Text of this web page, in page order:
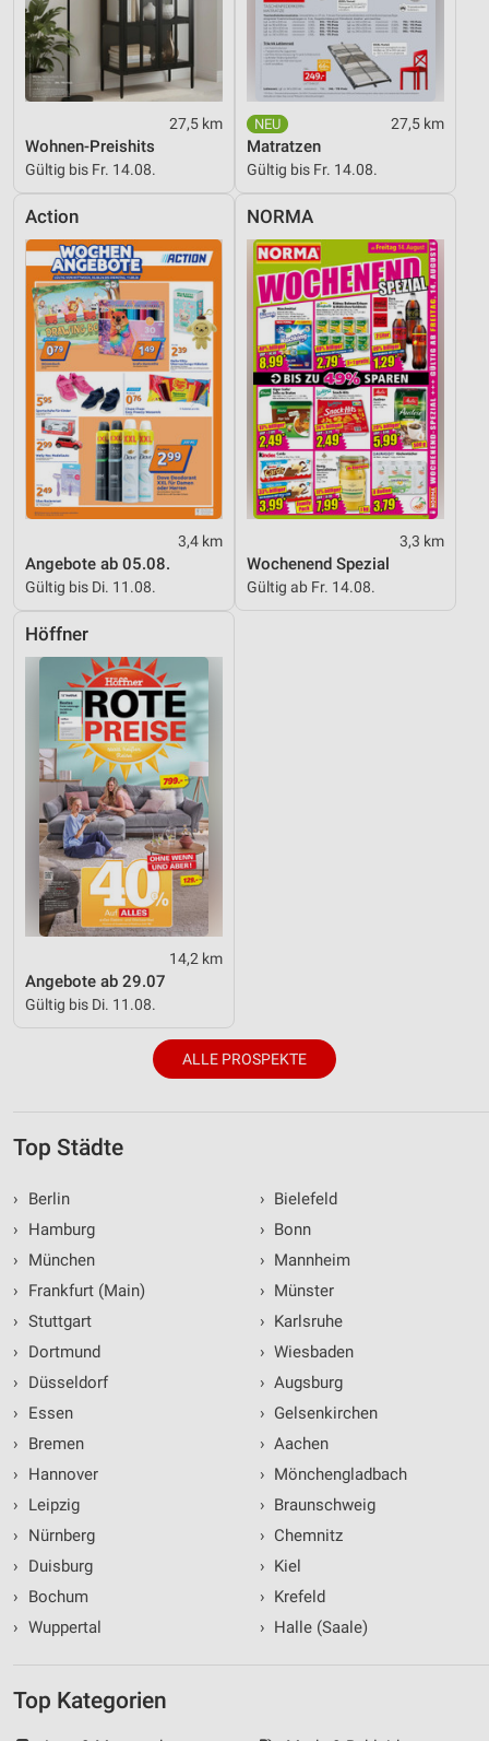
27,5 km
Wohnen-Preishits
Gültig bis Fr. 14.08.
27,5 km
Matratzen
Gültig bis Fr. 14.08.
Action
3,4 km
Angebote ab 05.08.
Gültig bis Di. 11.08.
NORMA
3,3 km
Wochenend Spezial
Gültig ab Fr. 14.08.
Höffner
14,2 km
Angebote ab 29.07
Gültig bis Di. 11.08.
ALLE PROSPEKTE
Top Städte
›
Berlin
›
Hamburg
›
München
›
Frankfurt (Main)
› Stuttgart
›
Dortmund
›
Düsseldorf
›
Essen
›
Bremen
›
Hannover
›
Leipzig
›
Nürnberg
›
Duisburg
›
Bochum
› Wuppertal
› Bielefeld
› Bonn
› Mannheim
› Münster
› Karlsruhe
› Wiesbaden
› Augsburg
› Gelsenkirchen
› Aachen
› Mönchengladbach
› Braunschweig
› Chemnitz
› Kiel
› Krefeld
› Halle (Saale)
Top Kategorien